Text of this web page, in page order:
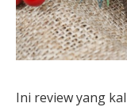
Ini review yang